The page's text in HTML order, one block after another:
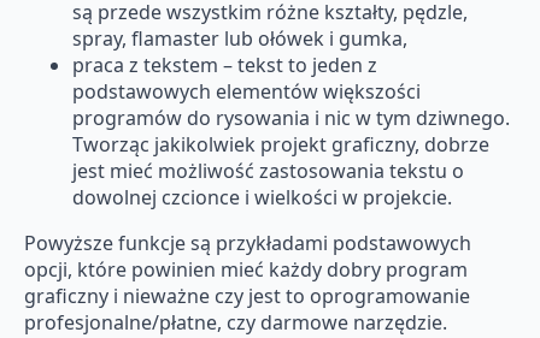
są przede wszystkim różne kształty, pędzle,
spray, flamaster lub ołówek i gumka,
praca z tekstem – tekst to jeden z
podstawowych elementów większości
programów do rysowania i nic w tym dziwnego.
Tworząc jakikolwiek projekt graficzny, dobrze
jest mieć możliwość zastosowania tekstu o
dowolnej czcionce i wielkości w projekcie.
Powyższe funkcje są przykładami podstawowych
opcji, które powinien mieć każdy dobry program
graficzny i nieważne czy jest to oprogramowanie
profesjonalne/płatne, czy darmowe narzędzie.